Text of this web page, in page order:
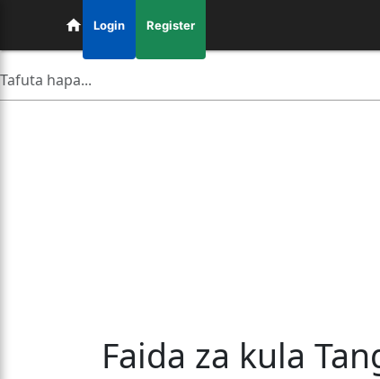
Login Register
Faida za kula